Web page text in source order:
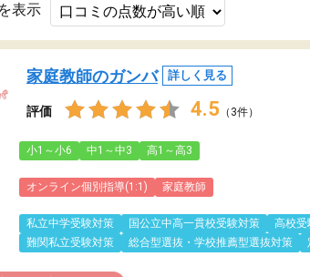
表示
家庭教師のガンバ 詳しく見る
評価 4.5 （3件）
小1～小6 中1～中3 高1～高3
オンライン個別指導(1:1) 家庭教師
私立中学受験対策 国公立中高一貫校受験対策 高校受
難関私立受験対策
総合型選抜・学校推薦型選抜対策